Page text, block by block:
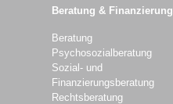
Beratung & Finanzierung
Beratung
Psychosozialberatung
Sozial- und
Finanzierungsberatung
Rechtsberatung